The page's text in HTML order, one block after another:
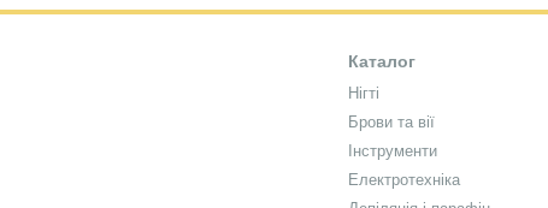
Популярні запитання (FAQ)
Використання одноразових розхідників (пилок-файлів, серветок,
(грибка, гепатиту) та економить час майстра на дезінфекції і
Каталог
Нігті
Брови та вії
Інструменти
Електротехніка